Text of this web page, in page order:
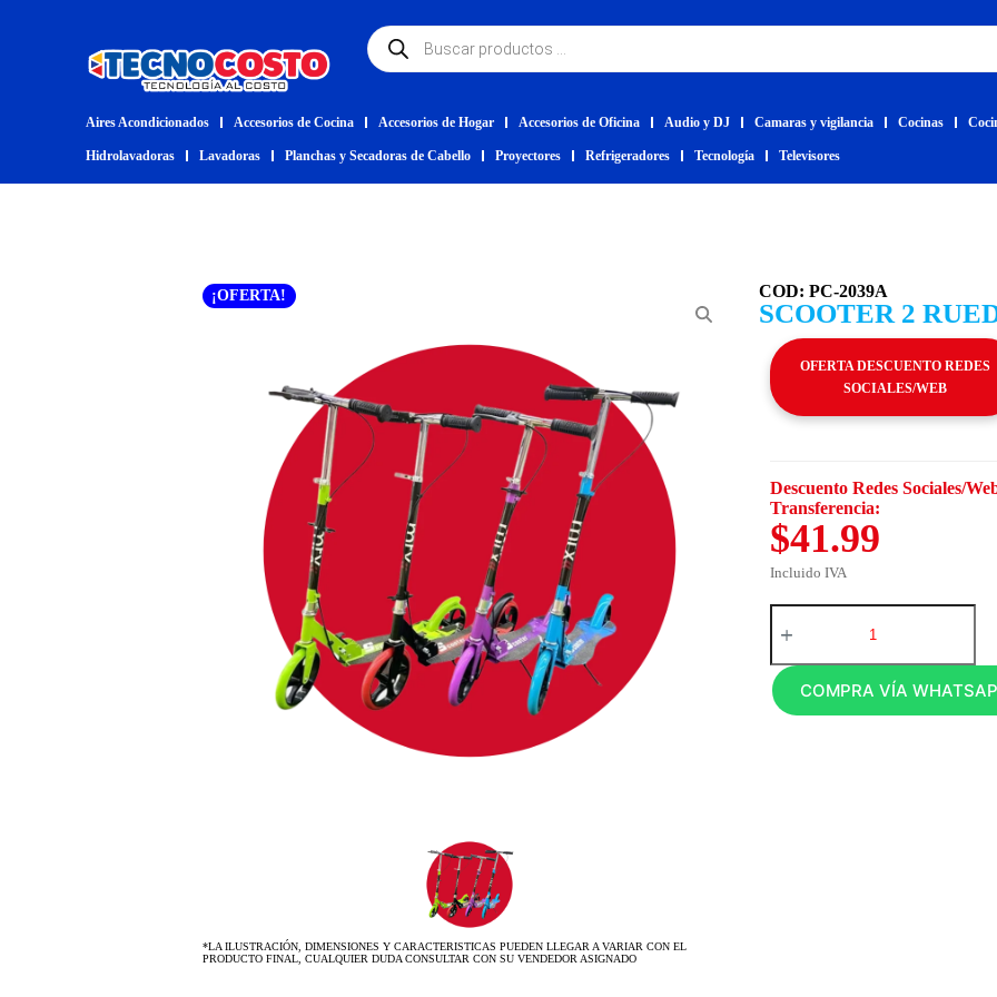
Aires Acondicionados Accesorios de Cocina Accesorios de Hogar Accesorios de Oficina Audio y DJ Camaras y vigilancia Cocinas
Hidrolavadoras Lavadoras Planchas y Secadoras de Cabello Proyectores Refrigeradores Tecnología Televisores
¡OFERTA!
*LA ILUSTRACIÓN, DIMENSIONES Y CARACTERISTICAS PUEDEN LLEGAR A VARIAR CON EL
PRODUCTO FINAL, CUALQUIER DUDA CONSULTAR CON SU VENDEDOR ASIGNADO
COD: PC-2039A
SCOOTER 2
OFERTA DESCUENTO REDES
SOCIALES/WEB
Descuento Redes Sociales/
Transferencia:
$41.99
Incluido IVA
COMPRA VÍA